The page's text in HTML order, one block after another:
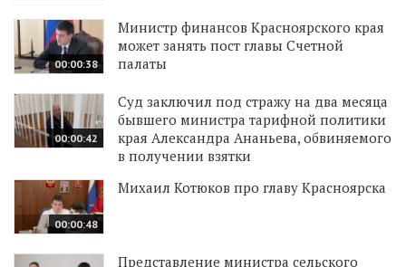
00:00:38
Министр финансов Красноярского края
может занять пост главы Счетной
палаты
00:00:42
Суд заключил под стражу на два месяца
бывшего министра тарифной политики
края Александра Ананьева, обвиняемого
в получении взятки
00:00:48
Михаил Котюков про главу Красноярска
Представление министра сельского